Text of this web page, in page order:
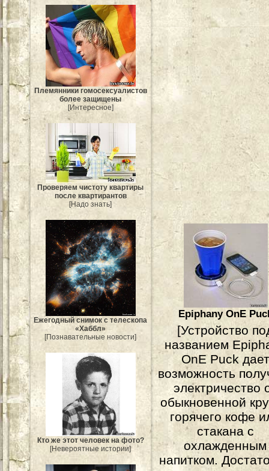
Племянники гомосексуалистов
более защищены
[Интересное]
Проверяем чистоту квартиры
после квартирантов
[Надо знать]
Ежегодный снимок с телескопа
«Хаббл»
[Познавательные новости]
Кто же этот человек на фото?
[Невероятные истории]
Epiphany OnE
[Устройство
названием
OnE Puck дает
возможность
электричество
обыкновенной
горячего кофе
стакана с
охлажденным
напитком.